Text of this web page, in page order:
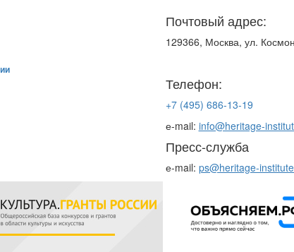
Почтовый адрес:
129366, Москва, ул.
Телефон:
+7 (495) 686-13-19
е-mail: info@heritage-
Пресс-служба
е-mail: ps@heritage-